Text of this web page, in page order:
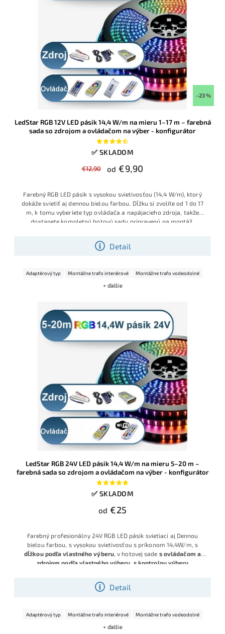
–23 %
LedStar RGB 12V LED pásik 14,4 W/m na mieru 1–17 m – farebná
sada so zdrojom a ovládačom na výber - konfigurátor
✅ SKLADOM
€12,90 od €9,90
Detail
Farebný RGB LED pásik s vysokou svietivosťou (14,4 W/m), ktorý
dokáže svietiť aj dennou bielou farbou. Dĺžku si zvolíte od 1 do 17
m, k tomu vyberiete typ ovládača a napájacieho zdroja, takže
dostanete kompletnú hotovú sadu pripravenú na montáž.
Adaptérový typ Montážne trafo interiérové Montážne trafo vodeodolné
+ ďalšie
LedStar RGB 24V LED pásik 14,4 W/m na mieru 5–20 m –
farebná sada so zdrojom a ovládačom na výber - konfigurátor
✅ SKLADOM
od €25
Detail
Farebný profesionálny 24V RGB LED pásik svietiaci aj Dennou
bielou farbou, s vysokou svietivosťou s príkonom 14,4W/m, s
dĺžkou podľa vlastného výberu, v hotovej sade s ovládačom a
zdrojom podľa vlastného výberu, s kontrolou výberu
Adaptérový typ Montážne trafo interiérové Montážne trafo vodeodolné
+ ďalšie